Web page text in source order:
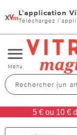
x L’application
Téléchargez
Changer
de
navigation
Menu
5 € ou 10 €